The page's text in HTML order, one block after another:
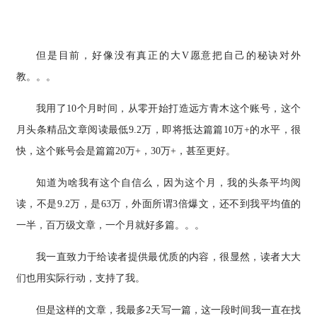
但是目前，好像没有真正的大V愿意把自己的秘诀对外
教。。。
我用了10个月时间，从零开始打造远方青木这个账号，这个
月头条精品文章阅读最低9.2万，即将抵达篇篇10万+的水平，很
快，这个账号会是篇篇20万+，30万+，甚至更好。
知道为啥我有这个自信么，因为这个月，我的头条平均阅
读，不是9.2万，是63万，外面所谓3倍爆文，还不到我平均值的
一半，百万级文章，一个月就好多篇。。。
我一直致力于给读者提供最优质的内容，很显然，读者大大
们也用实际行动，支持了我。
但是这样的文章，我最多2天写一篇，这一段时间我一直在找